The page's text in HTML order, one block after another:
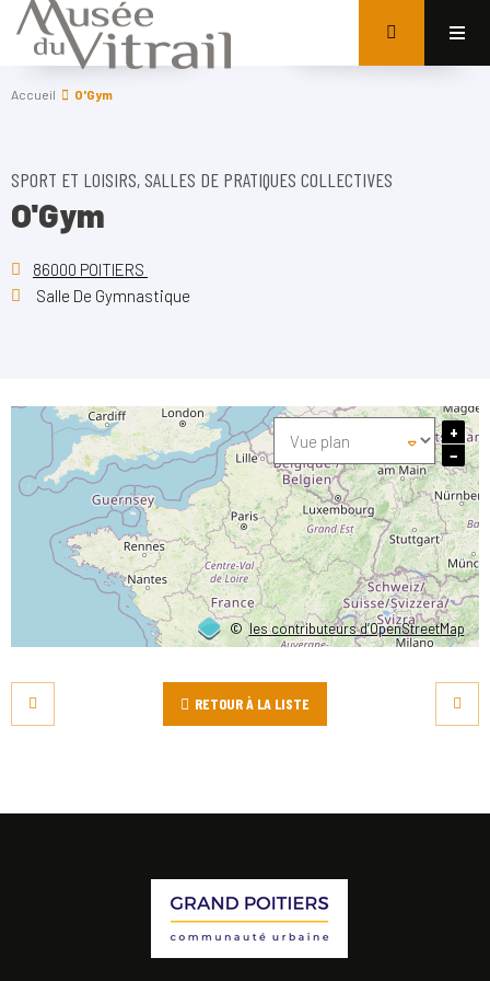
Accueil O'Gym
SPORT ET LOISIRS, SALLES DE PRATIQUES COLLECTIVES
O'Gym
86000 POITIERS
Salle De Gymnastique
©les contributeurs d’OpenStreetMap
+
−
RETOUR À LA LISTE